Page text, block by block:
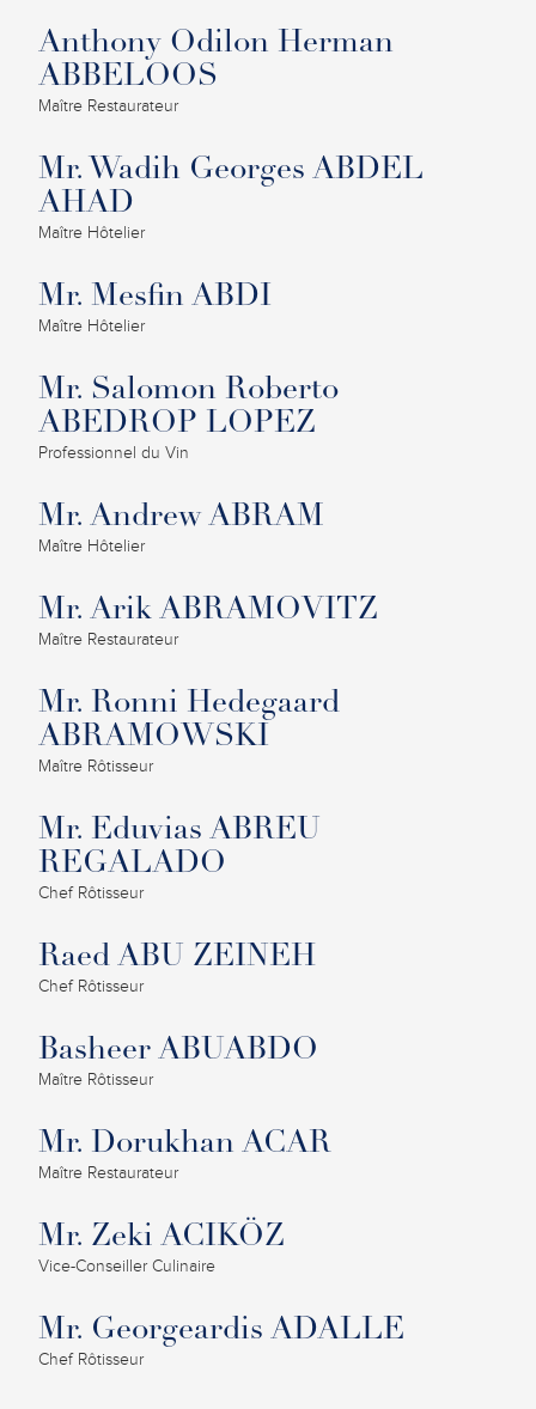
Anthony Odilon Herman
ABBELOOS
Maître Restaurateur
Mr. Wadih Georges ABDEL
AHAD
Maître Hôtelier
Mr. Mesfin ABDI
Maître Hôtelier
Mr. Salomon Roberto
ABEDROP LOPEZ
Professionnel du Vin
Mr. Andrew ABRAM
Maître Hôtelier
Mr. Arik ABRAMOVITZ
Maître Restaurateur
Mr. Ronni Hedegaard
ABRAMOWSKI
Maître Rôtisseur
Mr. Eduvias ABREU
REGALADO
Chef Rôtisseur
Raed ABU ZEINEH
Chef Rôtisseur
Basheer ABUABDO
Maître Rôtisseur
Mr. Dorukhan ACAR
Maître Restaurateur
Mr. Zeki ACIKÖZ
Vice-Conseiller Culinaire
Mr. Georgeardis ADALLE
Chef Rôtisseur